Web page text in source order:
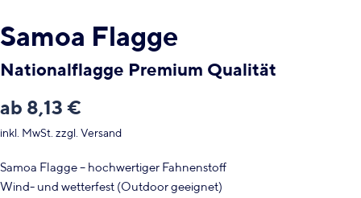
Samoa Flagge
Nationalflagge Premium Qualität
ab 8,13 €
inkl. MwSt. zzgl. Versand
Samoa Flagge – hochwertiger Fahnenstoff
Wind- und wetterfest (Outdoor geeignet)